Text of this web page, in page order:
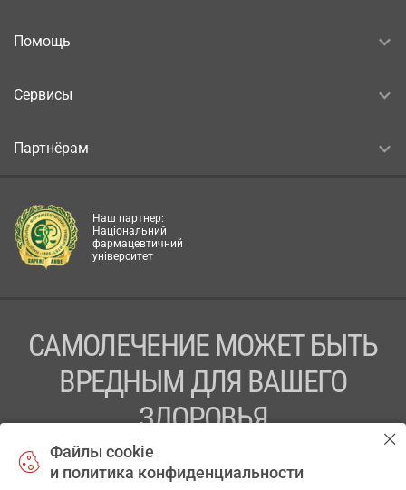
Помощь
Сервисы
Партнёрам
Наш партнер:
Національний
фармацевтичний
університет
САМОЛЕЧЕНИЕ МОЖЕТ БЫТЬ
ВРЕДНЫМ ДЛЯ ВАШЕГО
ЗДОРОВЬЯ
ПЕРЕД ПРИМЕНЕНИЕМ ПРЕПАРАТА
ПРОКОНСУЛЬТИРУЙТЕСЬ С ВРАЧОМ
Файлы cookie
и политика конфиденциальности